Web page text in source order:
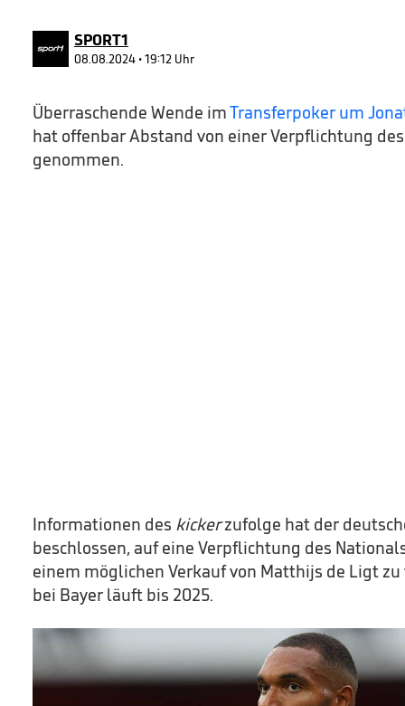
SPORT1
08.08.2024 • 19:12 Uhr
Überraschende Wende imTransferpoker um
hat offenbar Abstand von einer Verpflichtung
genommen.
Informationen des kickerzufolge hat der
beschlossen, auf eine Verpflichtung des
einem möglichen Verkauf von Matthijs de Ligt zu
bei Bayer läuft bis 2025.